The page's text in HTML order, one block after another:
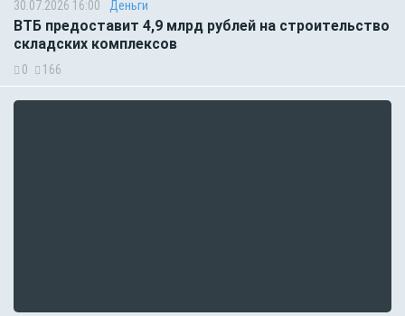
30.07.2026 16:00 Деньги
ВТБ предоставит 4,9 млрд рублей на строительство
складских комплексов
0 166